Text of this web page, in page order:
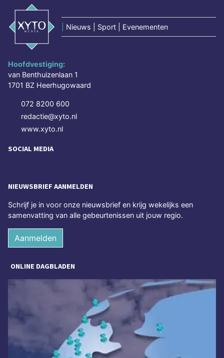
Nieuws | Sport | Evenementen
Hoofdvestiging:
van Benthuizenlaan 1
1701 BZ Heerhugowaard
072 8200 600
redactie@xyto.nl
www.xyto.nl
SOCIAL MEDIA
NIEUWSBRIEF AANMELDEN
Schrijf je in voor onze nieuwsbrief en krijg wekelijks een
samenvatting van alle gebeurtenissen uit jouw regio.
Aanmelden
ONLINE DAGBLADEN